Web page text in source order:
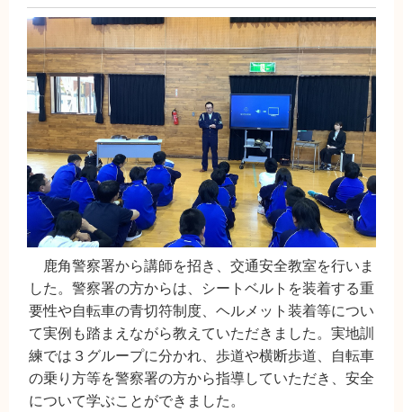
鹿角警察署から講師を招き、交通安全教室を行いま
した。警察署の方からは、シートベルトを装着する重
要性や自転車の青切符制度、ヘルメット装着等につい
て実例も踏まえながら教えていただきました。実地訓
練では３グループに分かれ、歩道や横断歩道、自転車
の乗り方等を警察署の方から指導していただき、安全
について学ぶことができました。